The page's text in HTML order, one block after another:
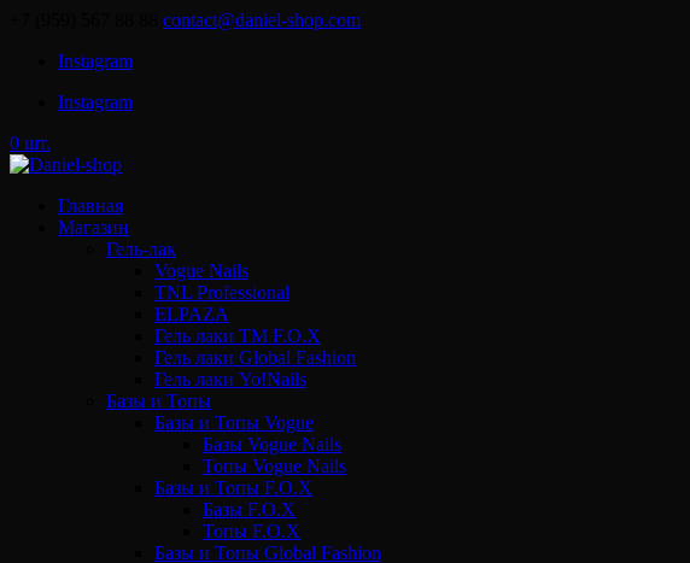
contact@daniel-shop.com
Instagram
Instagram
0 шт.
Главная
Магазин
Гель-лак
Vogue Nails
TNL Professional
ELPAZA
Гель лаки ТМ F.O.X
Гель лаки Global Fashion
Гель лаки Yo!Nails
Базы и Топы
Базы и Топы Vogue
Базы Vogue Nails
Топы Vogue Nails
Базы и Топы F.O.X
Базы F.O.X
Топы F.O.X
Базы и Топы Global Fashion